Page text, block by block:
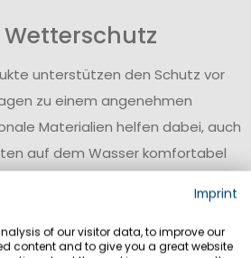
unterstützen den Schutz vor
zu einem angenehmen
Materialien helfen dabei, auch
auf dem Wasser komfortabel
Imprint
of our visitor data, to improve our
content and to give you a great website